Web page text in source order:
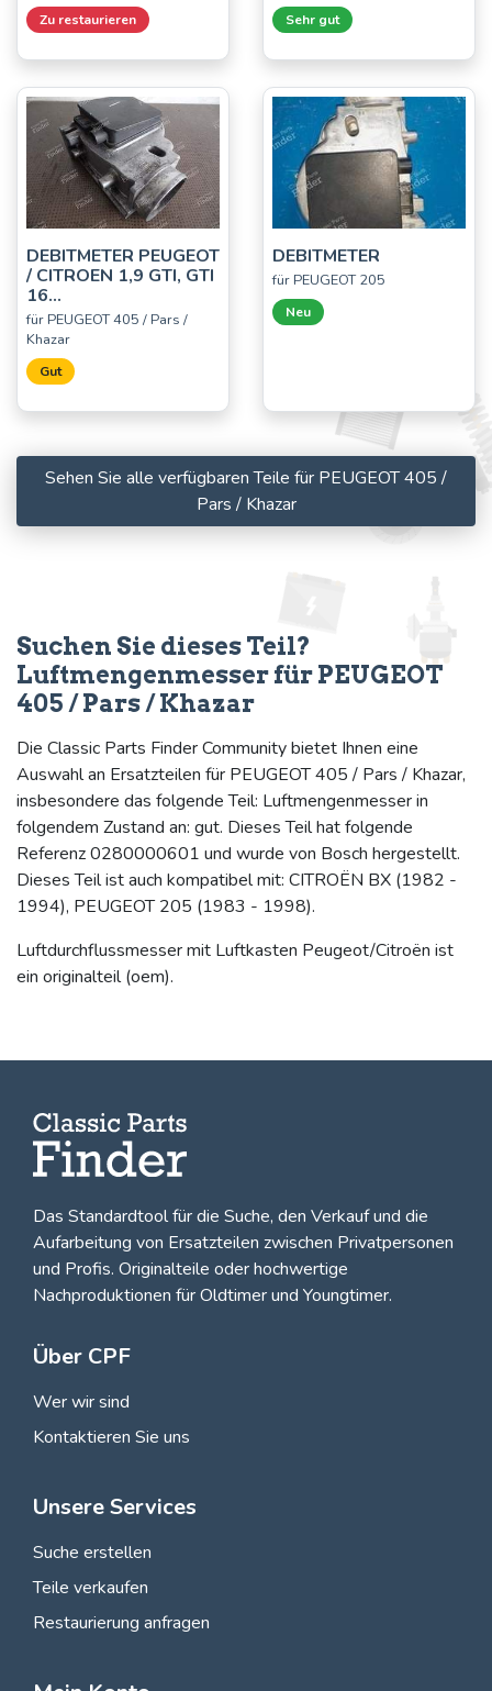
Zu restaurieren Sehr gut
DEBITMETER PEUGEOT
/ CITROEN 1,9 GTI, GTI
16...
für PEUGEOT 405 / Pars /
Khazar
Gut
DEBITMETER
für PEUGEOT 205
Neu
Sehen Sie alle verfügbaren Teile für PEUGEOT 405 /
Pars / Khazar
Suchen Sie dieses Teil?
Luftmengenmesser für PEUGEOT
405 / Pars / Khazar
Die Classic Parts Finder Community bietet Ihnen eine
Auswahl an Ersatzteilen für PEUGEOT 405 / Pars / Khazar,
insbesondere das folgende Teil: Luftmengenmesser in
folgendem Zustand an: gut. Dieses Teil hat folgende
Referenz 0280000601 und wurde von Bosch hergestellt.
Dieses Teil ist auch kompatibel mit: CITROËN BX (1982 -
1994), PEUGEOT 205 (1983 - 1998).
Luftdurchflussmesser mit Luftkasten Peugeot/Citroën ist
ein originalteil (oem).
Das Standardtool für die Suche, den Verkauf und die
Aufarbeitung von Ersatzteilen zwischen Privatpersonen
und Profis. Originalteile oder hochwertige
Nachproduktionen für Oldtimer und Youngtimer.
Über CPF
Wer wir sind
Kontaktieren Sie uns
Unsere Services
Suche erstellen
Teile verkaufen
Restaurierung anfragen